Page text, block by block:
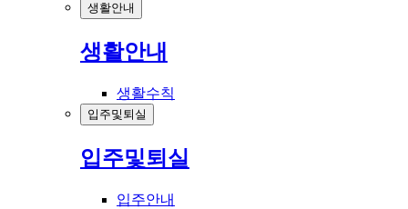
생활안내
생활안내
생활수칙
입주및퇴실
입주및퇴실
입주안내